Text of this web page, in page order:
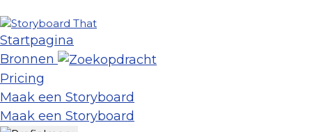
Startpagina
Bronnen
Pricing
Maak een Storyboard
Maak een Storyboard